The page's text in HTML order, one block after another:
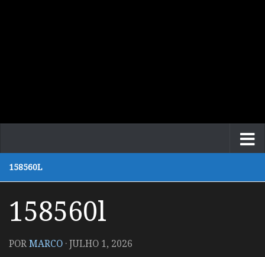
158560L
158560l
PORMARCO ·JULHO 1, 2026